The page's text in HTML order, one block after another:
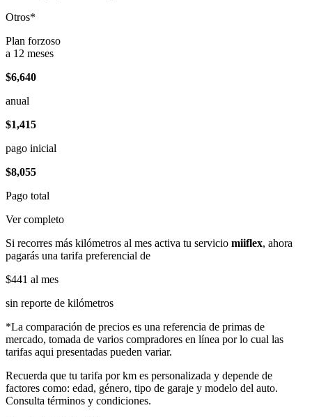
Otros*
Plan forzoso
a 12 meses
$6,640
anual
$1,415
pago inicial
$8,055
Pago total
Ver completo
Si recorres más kilómetros al mes activa tu servicio miiflex, ahora
pagarás una tarifa preferencial de
$441 al mes
sin reporte de kilómetros
*La comparación de precios es una referencia de primas de
mercado, tomada de varios compradores en línea por lo cual las
tarifas aqui presentadas pueden variar.
Recuerda que tu tarifa por km es personalizada y depende de
factores como: edad, género, tipo de garaje y modelo del auto.
Consulta términos y condiciones.